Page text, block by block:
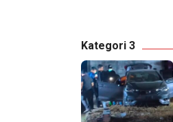
Kategori 3